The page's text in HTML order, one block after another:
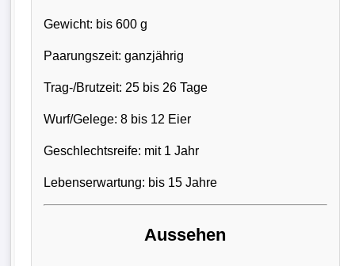
Gewicht: bis 600 g
Paarungszeit: ganzjährig
Trag-/Brutzeit: 25 bis 26 Tage
Wurf/Gelege: 8 bis 12 Eier
Geschlechtsreife: mit 1 Jahr
Lebenserwartung: bis 15 Jahre
Aussehen